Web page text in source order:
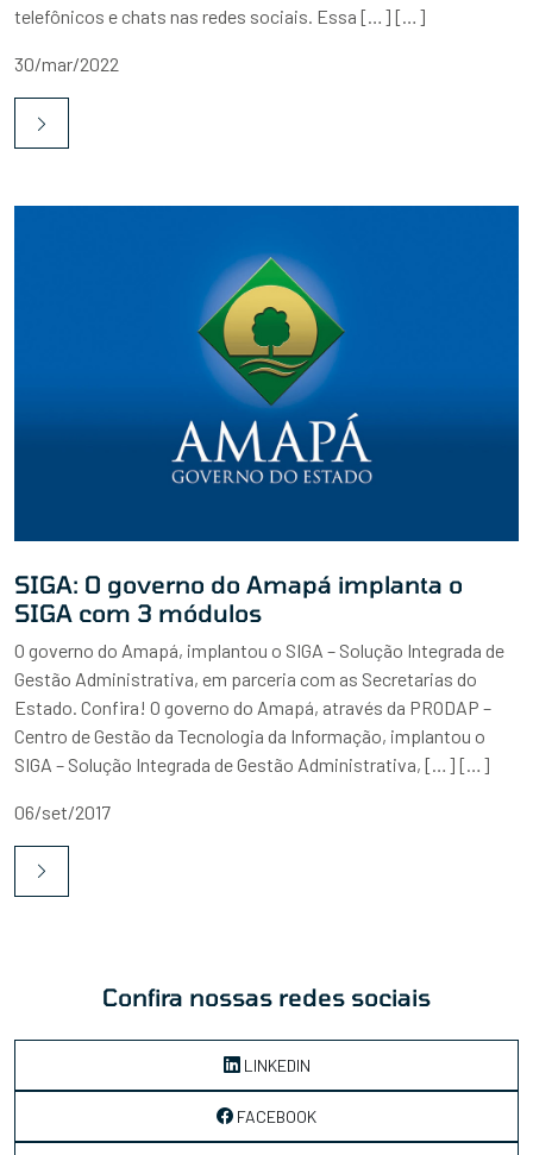
telefônicos e chats nas redes sociais. Essa […] […]
30/mar/2022
SIGA: O governo do Amapá implanta o
SIGA com 3 módulos
O governo do Amapá, implantou o SIGA – Solução Integrada de
Gestão Administrativa, em parceria com as Secretarias do
Estado. Confira! O governo do Amapá, através da PRODAP –
Centro de Gestão da Tecnologia da Informação, implantou o
SIGA – Solução Integrada de Gestão Administrativa, […] […]
06/set/2017
Confira nossas redes sociais
LINKEDIN
FACEBOOK